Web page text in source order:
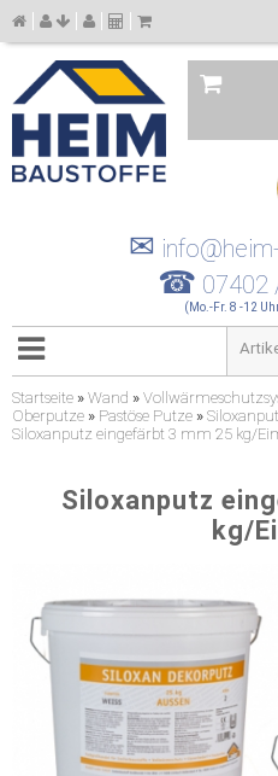
✉
☎ 07402
(Mo.-Fr. 8 -12
Startseite » Wand »
Oberputze » Pastöse Putze »
Siloxanputz eingefärbt 3 mm 25 kg/
Siloxanputz
kg/